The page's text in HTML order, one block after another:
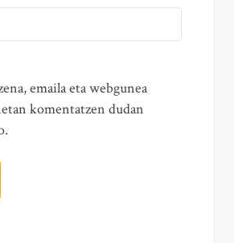
emaila eta webgunea
komentatzen dudan